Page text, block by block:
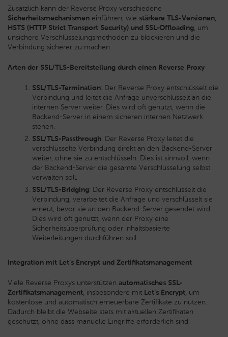
Zusätzlich kann der Reverse Proxy verschiedene
Sicherheitsmechanismen einführen, wie stärkere TLS-Versionen,
HSTS (HTTP Strict Transport Security) und SSL-Offloading, um
unsichere Verschlüsselungsmethoden zu blockieren und die
Verbindung sicherer zu machen.
Arten der SSL/TLS-Bereitstellung durch einen Reverse Proxy
SSL/TLS-Termination: Der Reverse Proxy entschlüsselt die
Verbindung und leitet die Anfrage unverschlüsselt an die
internen Server weiter. Dies wird oft genutzt, wenn die
Backend-Server in einem sicheren internen Netzwerk
stehen.
SSL/TLS-Passthrough: Der Reverse Proxy leitet die
verschlüsselte Verbindung direkt an den Backend-Server
weiter, ohne sie zu entschlüsseln. Dies ist sinnvoll, wenn
der Backend-Server die gesamte Verschlüsselung selbst
verwalten soll.
SSL/TLS-Bridging: Der Reverse Proxy entschlüsselt die
Verbindung, verarbeitet die Anfrage und verschlüsselt sie
erneut, bevor sie an den Backend-Server gesendet wird.
Dies wird oft genutzt, wenn der Proxy eine
Sicherheitsüberprüfung oder inhaltsbasierte
Weiterleitungen durchführen soll
Integration mit Let’s Encrypt und Zertifikatsmanagement
Viele Reverse Proxys unterstützen automatisches SSL-
Zertifikatsmanagement, insbesondere mit Let’s Encrypt, um
kostenlose und automatisch erneuerbare Zertifikate zu nutzen.
Dadurch bleibt die Webseite stets mit aktuellen Zertifikaten
geschützt, ohne dass manuelle Eingriffe erforderlich sind.